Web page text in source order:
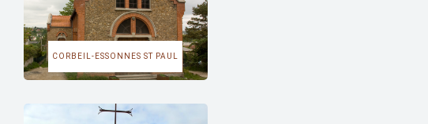
CORBEIL-ESSONNES ST PAUL